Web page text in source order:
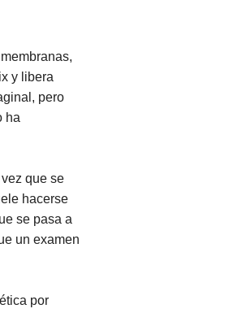
y libera
pero
ha
que se
hacerse
se pasa a
un examen
por